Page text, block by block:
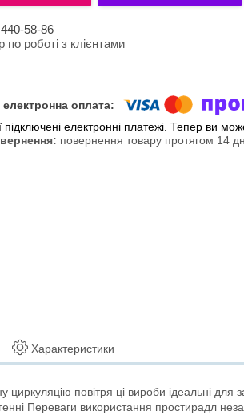
58-86
роботі з клієнтами
підключені електронні платежі. Тепер ви
повернення товару протягом 14
Характеристики
повітря ці вироби ідеальні для
Переваги використання простирадл